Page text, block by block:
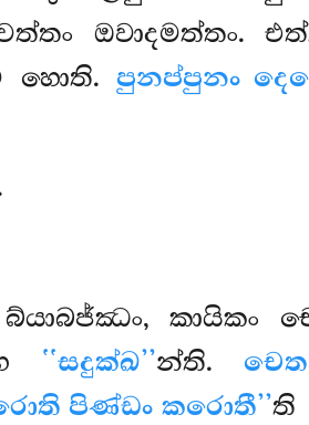
ඔවාදමත්තං.
හොති.පුනප්පුනං
කායිකං
‘‘සදුක්ඛ’’න්ති.
පිණ්ඩං කරොතී’’ති